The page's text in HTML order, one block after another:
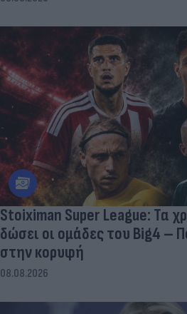
Stoiximan Super League: Τα
δώσει οι ομάδες του Big4 –
στην κορυφή
08.08.2026